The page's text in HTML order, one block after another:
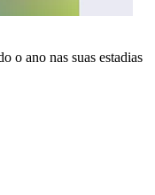
o ano nas suas estadias